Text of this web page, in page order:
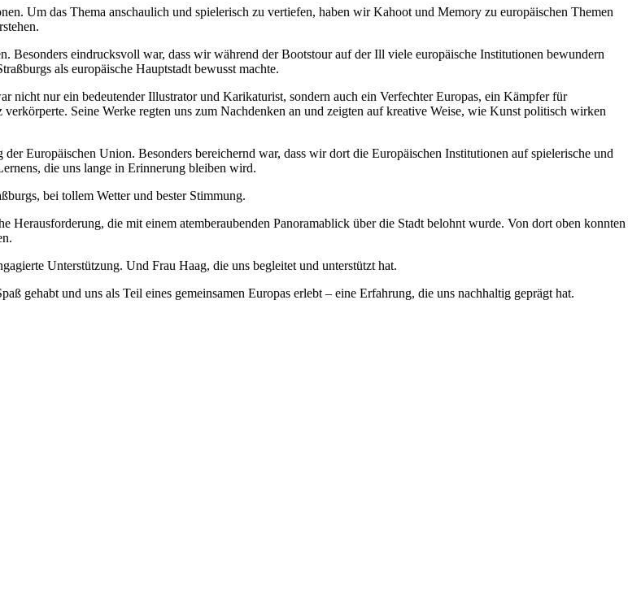
Um das Thema anschaulich und spielerisch zu vertiefen, haben wir Kahoot und Memory zu europäischen Themen
Besonders eindrucksvoll war, dass wir während der Bootstour auf der Ill viele europäische Institutionen bewundern
als europäische Hauptstadt bewusst machte.
nur ein bedeutender Illustrator und Karikaturist, sondern auch ein Verfechter Europas, ein Kämpfer für
Seine Werke regten uns zum Nachdenken an und zeigten auf kreative Weise, wie Kunst politisch wirken
Europäischen Union. Besonders bereichernd war, dass wir dort die Europäischen Institutionen auf spielerische und
die uns lange in Erinnerung bleiben wird.
bei tollem Wetter und bester Stimmung.
die mit einem atemberaubenden Panoramablick über die Stadt belohnt wurde. Von dort oben konnten
Unterstützung. Und Frau Haag, die uns begleitet und unterstützt hat.
gehabt und uns als Teil eines gemeinsamen Europas erlebt – eine Erfahrung, die uns nachhaltig geprägt hat.